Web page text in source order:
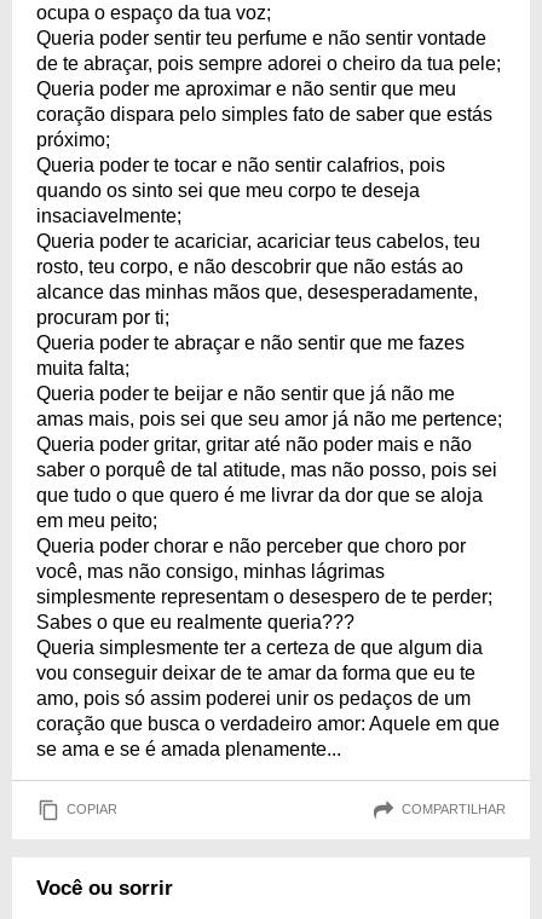
ocupa o espaço da tua voz;
Queria poder sentir teu perfume e não sentir vontade
de te abraçar, pois sempre adorei o cheiro da tua pele;
Queria poder me aproximar e não sentir que meu
coração dispara pelo simples fato de saber que estás
próximo;
Queria poder te tocar e não sentir calafrios, pois
quando os sinto sei que meu corpo te deseja
insaciavelmente;
Queria poder te acariciar, acariciar teus cabelos, teu
rosto, teu corpo, e não descobrir que não estás ao
alcance das minhas mãos que, desesperadamente,
procuram por ti;
Queria poder te abraçar e não sentir que me fazes
muita falta;
Queria poder te beijar e não sentir que já não me
amas mais, pois sei que seu amor já não me pertence;
Queria poder gritar, gritar até não poder mais e não
saber o porquê de tal atitude, mas não posso, pois sei
que tudo o que quero é me livrar da dor que se aloja
em meu peito;
Queria poder chorar e não perceber que choro por
você, mas não consigo, minhas lágrimas
simplesmente representam o desespero de te perder;
Sabes o que eu realmente queria???
Queria simplesmente ter a certeza de que algum dia
vou conseguir deixar de te amar da forma que eu te
amo, pois só assim poderei unir os pedaços de um
coração que busca o verdadeiro amor: Aquele em que
se ama e se é amada plenamente...
COPIAR COMPARTILHAR
Você ou sorrir